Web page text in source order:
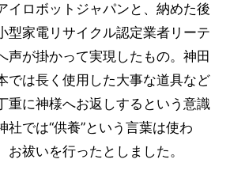
イロボットジャパンと、納めた後
型家電リサイクル認定業者リーテ
声が掛かって実現したもの。神田
では長く使用した大事な道具など
重に神様へお返しするという意識
社では“供養”という言葉は使わ
お祓いを行ったとしました。